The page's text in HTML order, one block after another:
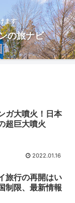
ます
の旅ナビ
ガ大噴火！日本
超巨大噴火
2022.01.16
旅行の再開はい
制限、最新情報